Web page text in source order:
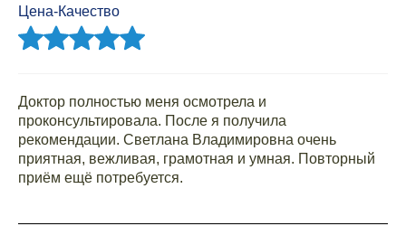
Цена-Качество
Доктор полностью меня осмотрела и
проконсультировала. После я получила
рекомендации. Светлана Владимировна очень
приятная, вежливая, грамотная и умная. Повторный
приём ещё потребуется.